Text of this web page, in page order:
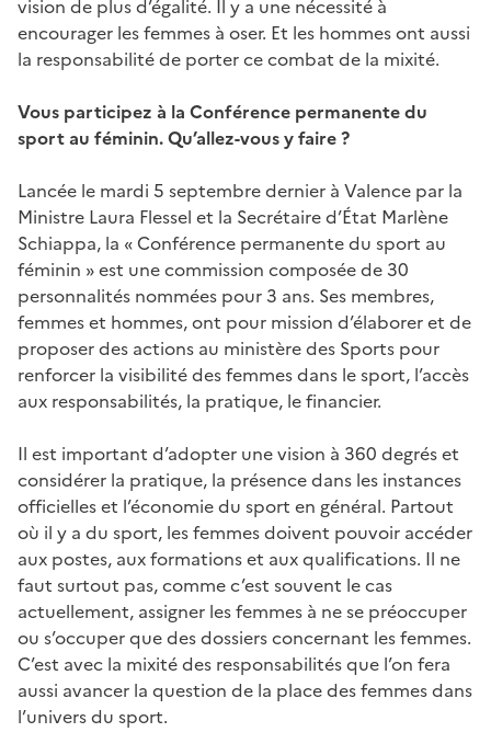
vision de plus d’égalité. Il y a une nécessité à
encourager les femmes à oser. Et les hommes ont aussi
la responsabilité de porter ce combat de la mixité.
Vous participez à la Conférence permanente du
sport au féminin. Qu’allez-vous y faire ?
Lancée le mardi 5 septembre dernier à Valence par la
Ministre Laura Flessel et la Secrétaire d’État Marlène
Schiappa, la « Conférence permanente du sport au
féminin » est une commission composée de 30
personnalités nommées pour 3 ans. Ses membres,
femmes et hommes, ont pour mission d’élaborer et de
proposer des actions au ministère des Sports pour
renforcer la visibilité des femmes dans le sport, l’accès
aux responsabilités, la pratique, le financier.
Il est important d’adopter une vision à 360 degrés et
considérer la pratique, la présence dans les instances
officielles et l’économie du sport en général. Partout
où il y a du sport, les femmes doivent pouvoir accéder
aux postes, aux formations et aux qualifications. Il ne
faut surtout pas, comme c’est souvent le cas
actuellement, assigner les femmes à ne se préoccuper
ou s’occuper que des dossiers concernant les femmes.
C’est avec la mixité des responsabilités que l’on fera
aussi avancer la question de la place des femmes dans
l’univers du sport.